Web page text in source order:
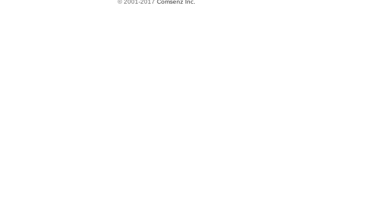
© 2001-2017 Comsenz Inc.